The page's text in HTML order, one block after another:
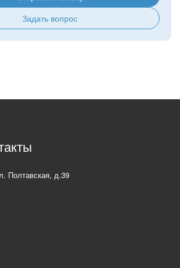
Задать вопрос
Полтавская, д.39